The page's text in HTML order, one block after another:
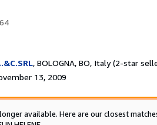
, BOLOGNA, BO, Italy (2-star
13, 2009
available. Here are our closest